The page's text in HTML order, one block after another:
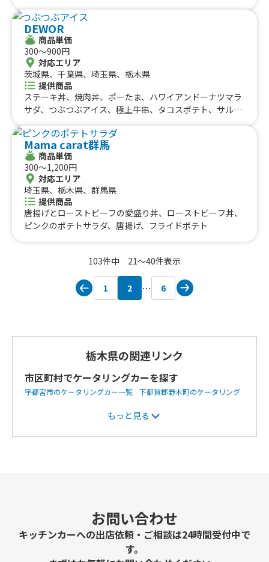
DEWOR
商品単価
300〜900円
対応エリア
茨城県、千葉県、埼玉県、栃木県
提供商品
ステーキ丼、焼肉丼、ポーたま、ハワイアンドーナツマラ
サダ、つぶつぶアイス、極上牛串、タコスポテト、サルサ
Mama carat群馬
商品単価
300〜1,200円
対応エリア
埼玉県、栃木県、群馬県
提供商品
唐揚げとローストビーフの愛盛り丼、ローストビーフ丼、
ピンクのポテトサラダ、唐揚げ、フライドポテト
103件中 21〜40件表示
1 2 6
栃木県の関連リンク
市区町村でケータリングカーを探す
宇都宮市のケータリングカー一覧
下都賀郡野木町のケータリング
日光市のケータリングカー一覧
ングカー一覧
さくら市のケータリングカー一覧
もっと見る
お問い合わせ
キッチンカーへの出店依頼・ご相談は24時間受付中で
す。